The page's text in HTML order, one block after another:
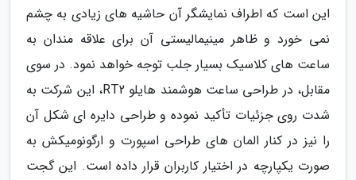
این است که اطراف نمایشگر آن حاشیه های زیادی به چشم
نمی خورد و ظاهر مینیمالیستی آن برای علاقه مندان به
ساعت های کلاسیک بسیار جلب توجه خواهد نمود. در سوی
مقابل، در طراحی ساعت هوشمند هایلو RT2، این شرکت به
شدت روی جزئیات تأکید نموده و طراحی دایره ای شکل آن
را نیز در کنار المان های طراحی اسپورت و ارگونومیکش به
صورت یکپارچه در اختیار کاربران قرار داده است. این گجت